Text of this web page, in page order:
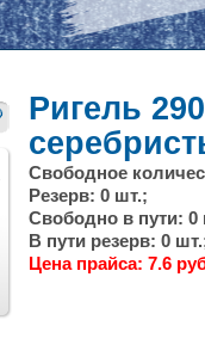
Ригель 290
Свободное
Резерв: 0 шт.;
Свободно в пути: 0
В пути резерв: 0
Цена прайса: 7.6